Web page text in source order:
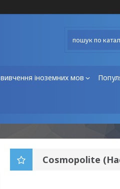
іноземних мов
Cosmopolite